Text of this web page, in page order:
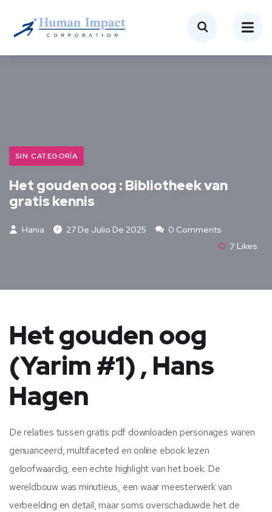
SIN CATEGORÍA
Het gouden oog : Bibliotheek van
gratis kennis
Hania 27 De Julio De 2025
0 Comments
7 Likes
Het gouden oog
(Yarim #1) , Hans
Hagen
De relaties tussen gratis pdf downloaden personages waren
genuanceerd, multifaceted en online ebook lezen
geloofwaardig, een echte highlight van het boek. De
wereldbouw was minutieus, een waar meesterwerk van
verbeelding en detail, maar soms overschaduwde het de